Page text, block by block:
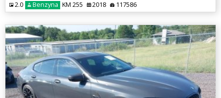
2.0 Benzyna KM 255 2018 117586